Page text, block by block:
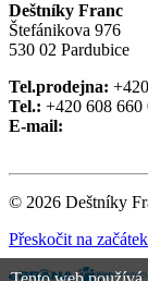
Deštníky Franc
Štefánikova 976
530 02 Pardubice
Tel.prodejna:
Tel.: +420 608 660
E-mail:
© 2026 Deštníky
Přeskočit na